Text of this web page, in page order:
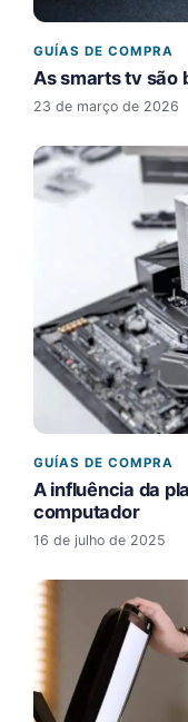
GUÍAS DE COMPRA
As smarts tv são
23 de março de 2026
GUÍAS DE COMPRA
A influência da
computador
16 de julho de 2025